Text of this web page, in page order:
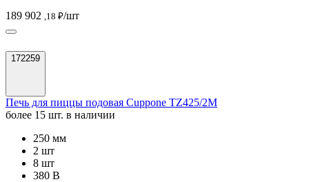
189 902 ,18 ₽/шт
172259
Печь для пиццы подовая Cuppone TZ425/2M
более 15 шт. в наличии
250 мм
2 шт
8 шт
380 В